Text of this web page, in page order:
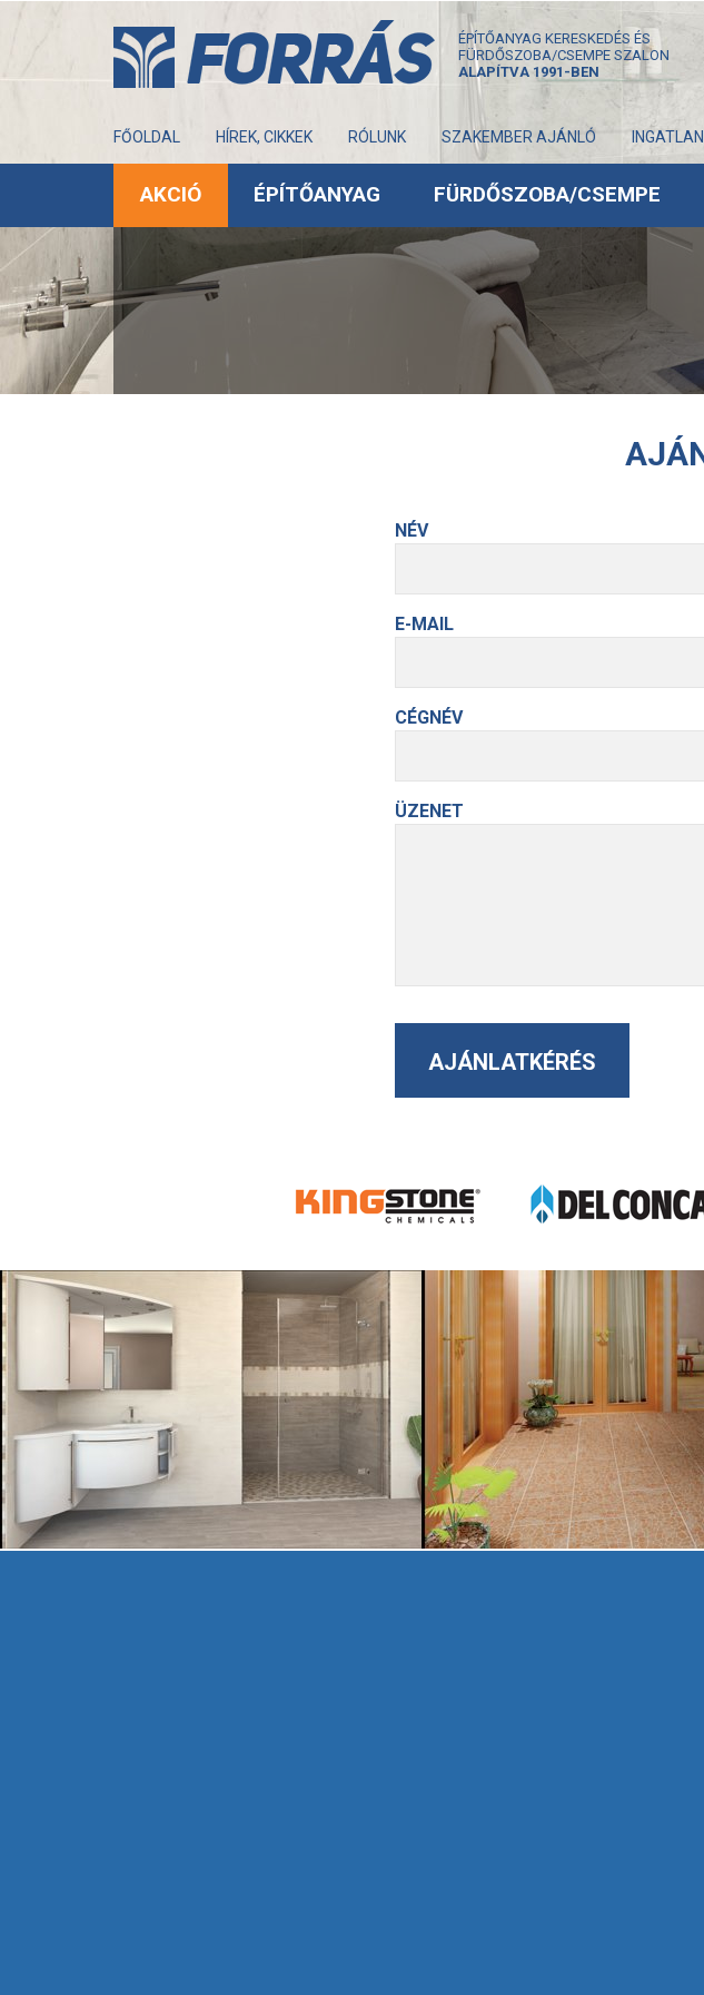
ÉPÍTŐANYAG KERESKEDÉS ÉS
FÜRDŐSZOBA/CSEMPE SZALON
ALAPÍTVA 1991-BEN
FŐOLDAL HÍREK, CIKKEK RÓLUNK SZAKEMBER AJÁNLÓ
AKCIÓ ÉPÍTŐANYAG FÜRDŐSZOBA/CSEMPE
NÉV
E-MAIL
CÉGNÉV
ÜZENET